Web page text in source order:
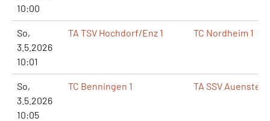
10:00
So,
3.5.2026
10:01
TA TSV Hochdorf/Enz 1 TC Nordheim 1
So,
3.5.2026
10:05
TC Benningen 1 TA SSV Auenstein